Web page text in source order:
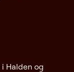
i Halden og